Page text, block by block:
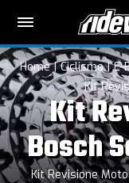
Home Ciclismo E-
Kit
Kit
Bosch
Kit Revisione